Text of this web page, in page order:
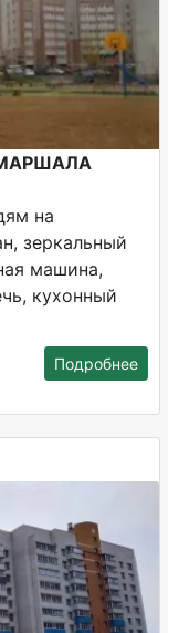
на
зеркальный
машина,
кухонный
Подробнее